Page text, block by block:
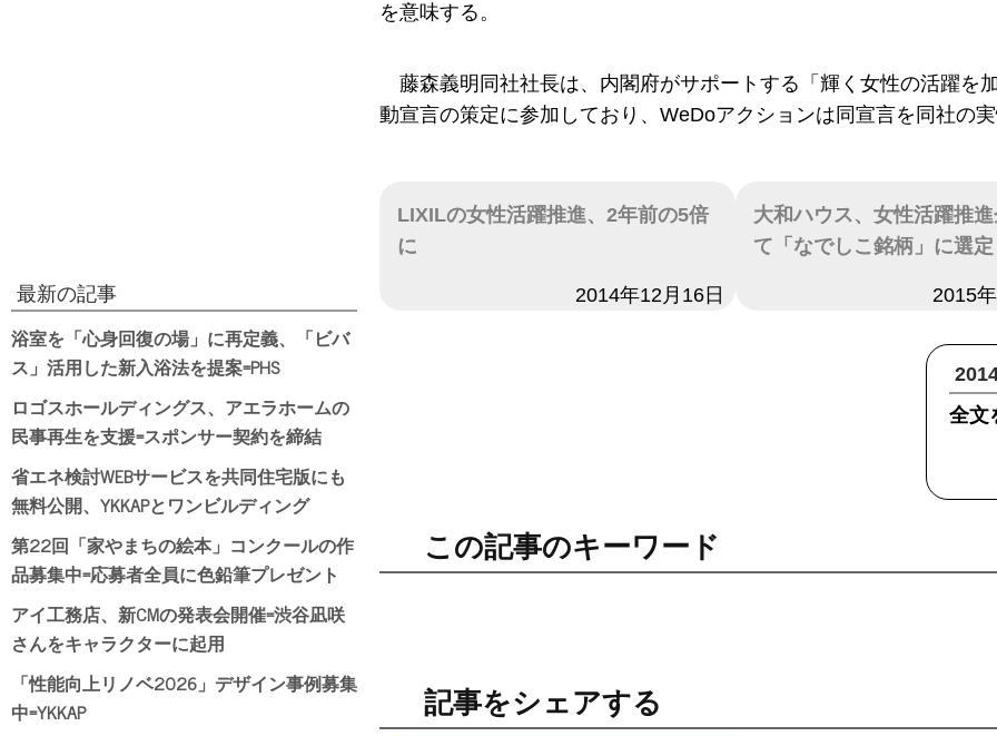
を意味する。
藤森義明同社社長は、内閣府がサポートする「輝く女性の活躍を
動宣言の策定に参加しており、WeDoアクションは同宣言を同社の
LIXILの女性活躍推進、2年前の5倍
に
2014年12月16日
大和ハウス、女性活躍推
て「なでしこ銘柄」に選定
2015
全文
この記事のキーワード
記事をシェアする
最新の記事
浴室を「心身回復の場」に再定義、「ビバ
ス」活用した新入浴法を提案=PHS
ロゴスホールディングス、アエラホームの
民事再生を支援=スポンサー契約を締結
省エネ検討WEBサービスを共同住宅版にも
無料公開、YKKAPとワンビルディング
第22回「家やまちの絵本」コンクールの作
品募集中=応募者全員に色鉛筆プレゼント
アイ工務店、新CMの発表会開催=渋谷凪咲
さんをキャラクターに起用
「性能向上リノベ2026」デザイン事例募集
中=YKKAP